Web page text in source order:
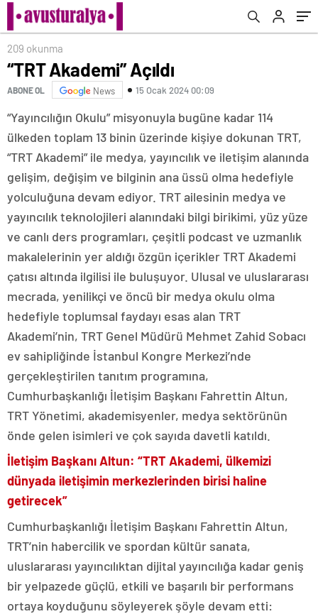
209 okunma
“TRT Akademi” Açıldı
ABONE OL News 15 Ocak 2024 00:09
“Yayıncılığın Okulu” misyonuyla bugüne kadar 114
ülkeden toplam 13 binin üzerinde kişiye dokunan TRT,
“TRT Akademi” ile medya, yayıncılık ve iletişim alanında
gelişim, değişim ve bilginin ana üssü olma hedefiyle
yolculuğuna devam ediyor. TRT ailesinin medya ve
yayıncılık teknolojileri alanındaki bilgi birikimi, yüz yüze
ve canlı ders programları, çeşitli podcast ve uzmanlık
makalelerinin yer aldığı özgün içerikler TRT Akademi
çatısı altında ilgilisi ile buluşuyor. Ulusal ve uluslararası
mecrada, yenilikçi ve öncü bir medya okulu olma
hedefiyle toplumsal faydayı esas alan TRT
Akademi’nin, TRT Genel Müdürü Mehmet Zahid Sobacı
ev sahipliğinde İstanbul Kongre Merkezi’nde
gerçekleştirilen tanıtım programına,
Cumhurbaşkanlığı İletişim Başkanı Fahrettin Altun,
TRT Yönetimi, akademisyenler, medya sektörünün
önde gelen isimleri ve çok sayıda davetli katıldı.
İletişim Başkanı Altun: “TRT Akademi, ülkemizi
dünyada iletişimin merkezlerinden birisi haline
getirecek”
Cumhurbaşkanlığı İletişim Başkanı Fahrettin Altun,
TRT’nin habercilik ve spordan kültür sanata,
uluslararası yayıncılıktan dijital yayıncılığa kadar geniş
bir yelpazede güçlü, etkili ve başarılı bir performans
ortaya koyduğunu söyleyerek şöyle devam etti: